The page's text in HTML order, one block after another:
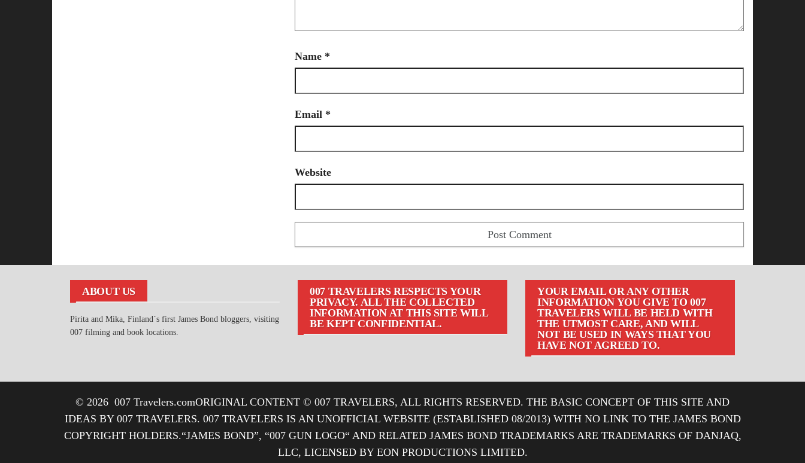
Name *
Email *
Website
ABOUT US
Pirita and Mika, Finland´s first James Bond bloggers, visiting
007 filming and book locations.
007 TRAVELERS RESPECTS YOUR
PRIVACY. ALL THE COLLECTED
INFORMATION AT THIS SITE WILL
BE KEPT CONFIDENTIAL.
YOUR EMAIL OR ANY OTHER
INFORMATION YOU GIVE TO 007
TRAVELERS WILL BE HELD WITH
THE UTMOST CARE, AND WILL
NOT BE USED IN WAYS THAT YOU
HAVE NOT AGREED TO.
© 2026 007 Travelers.comORIGINAL CONTENT © 007 TRAVELERS, ALL RIGHTS RESERVED. THE BASIC CONCEPT OF THIS SITE AND
IDEAS BY 007 TRAVELERS. 007 TRAVELERS IS AN UNOFFICIAL WEBSITE (ESTABLISHED 08/2013) WITH NO LINK TO THE JAMES BOND
COPYRIGHT HOLDERS.“JAMES BOND”, “007 GUN LOGO“ AND RELATED JAMES BOND TRADEMARKS ARE TRADEMARKS OF DANJAQ,
LLC, LICENSED BY EON PRODUCTIONS LIMITED.